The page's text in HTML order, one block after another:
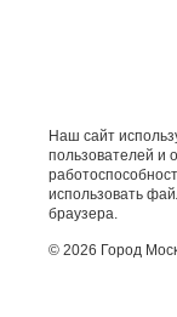
Наш сайт
пользователей и
использовать
браузера.
© 2026 Город